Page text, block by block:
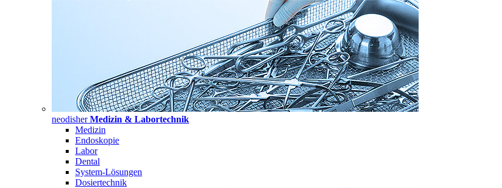
neodisherMedizin & Labortechnik
Medizin
Endoskopie
Labor
Dental
System-Lösungen
Dosiertechnik